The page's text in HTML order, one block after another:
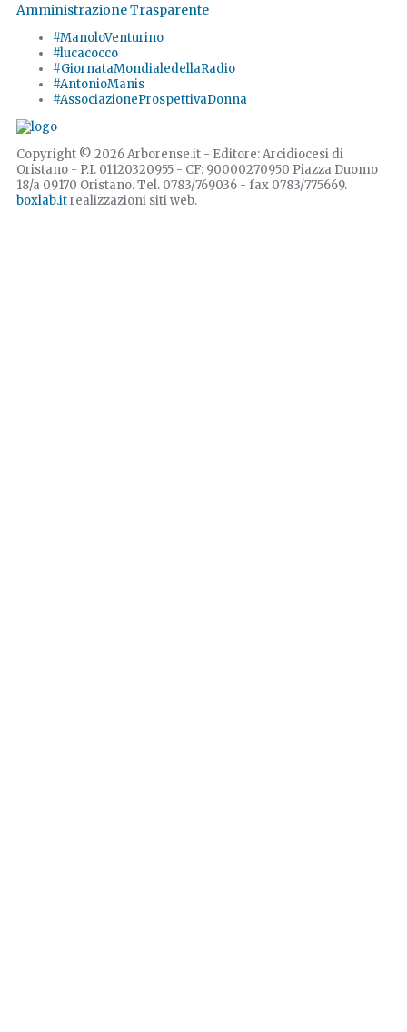
Amministrazione Trasparente
#ManoloVenturino
#lucacocco
#GiornataMondialedellaRadio
#AntonioManis
#AssociazioneProspettivaDonna
Copyright © 2026 Arborense.it - Editore: Arcidiocesi di
Oristano - P.I. 01120320955 - CF: 90000270950 Piazza Duomo
18/a 09170 Oristano. Tel. 0783/769036 - fax 0783/775669.
boxlab.itrealizzazioni siti web.